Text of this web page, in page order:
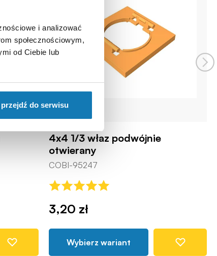
i analizować
społecznościowym,
od Ciebie lub
przejdź do serwisu
4x4 1/3 właz podwójnie
otwierany
COBI-95247
3,20 zł
Wybierz wariant